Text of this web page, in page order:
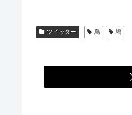
ツイッター 鳥 鳩